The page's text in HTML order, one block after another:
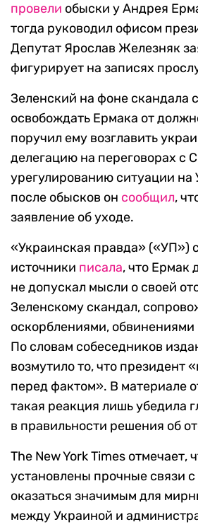
провели обыски у Андрея
тогда руководил офисом
Депутат Ярослав Железняк
фигурирует на записях
Зеленский на фоне скандала
освобождать Ермака от
поручил ему возглавить
делегацию на переговорах с
урегулированию ситуации на
после обысков он сообщил,
заявление об уходе.
«Украинская правда» («УП»)
источники писала, что Ермак
не допускал мысли о своей
Зеленскому скандал,
оскорблениями,
По словам собеседников
возмутило то, что президент
перед фактом». В материале
такая реакция лишь убедила
в правильности решения об
The New York Times отмечает,
установлены прочные связи
оказаться значимым для
между Украиной и